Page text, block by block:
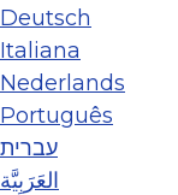
Deutsch
Italiana
Nederlands
Português
עברית
العَرَبِيَّة